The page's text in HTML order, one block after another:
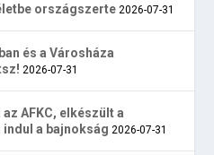
országszerte 2026-07-31
és a Városháza
2026-07-31
AFKC, elkészült a
a bajnokság 2026-07-31